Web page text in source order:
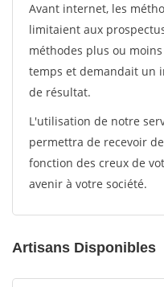
Avant internet, les
limitaient aux
méthodes plus ou
temps et demandait un
de résultat.
L'utilisation de notre
permettra de recevoir
fonction des creux de
avenir à votre société.
Artisans Disponibles